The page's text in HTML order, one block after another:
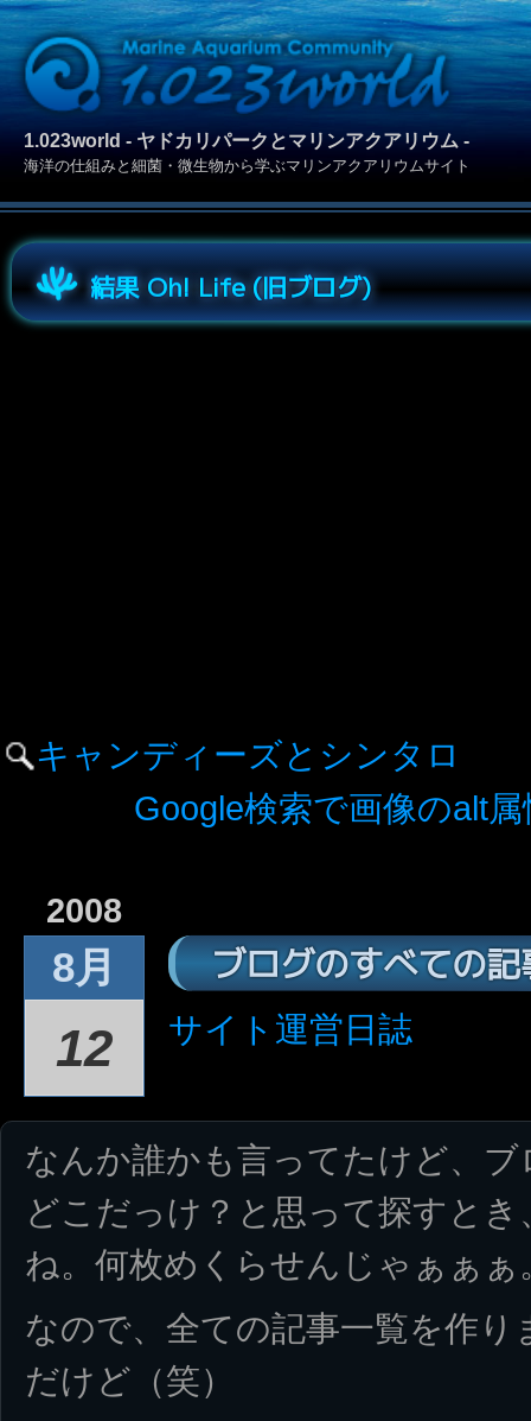
1.023world - ヤドカリパークとマリンアクアリウム -
海洋の仕組みと細菌・微生物から学ぶマリンアクアリウムサイト
結果 Oh! Life (旧ブログ)
キャンディーズとシンタロ
Google検索で画像のalt
2008
8月
12
ブログのすべての
サイト運営日誌
なんか誰かも言ってたけど、
どこだっけ？と思って探すと
ね。何枚めくらせんじゃぁぁぁ
なので、全ての記事一覧を作
だけど（笑）